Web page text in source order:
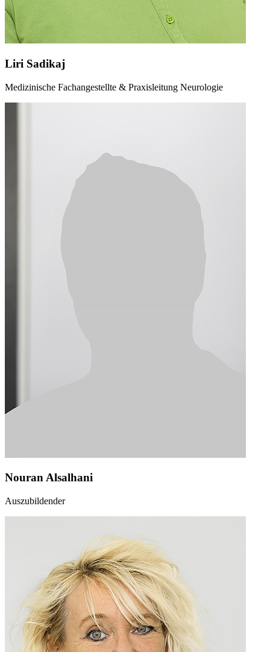
Liri Sadikaj
Medizinische Fachangestellte & Praxisleitung Neurologie
Nouran Alsalhani
Auszubildender